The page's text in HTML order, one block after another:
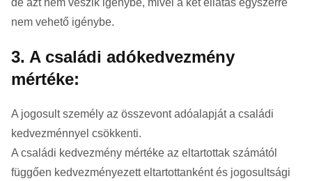
nem vehető igénybe.
3. A családi adókedvezmény
mértéke:
A jogosult személy az összevont adóalapját a családi
kedvezménnyel csökkenti.
A családi kedvezmény mértéke az eltartottak számától
függően kedvezményezett eltartottanként és jogosultsági